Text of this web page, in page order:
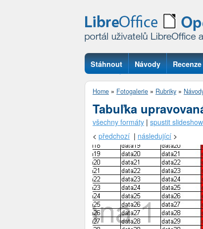
Stáhnout Návody Recenze
Otázky
Home » Fotogalerie » Rubriky »
Tabuľka
všechny formáty | spustit slideshow
< předchozí | následující >